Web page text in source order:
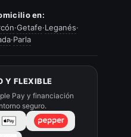
en:
·Getafe·Leganés·
·Parla
Y FLEXIBLE
Pay y financiación
seguro.